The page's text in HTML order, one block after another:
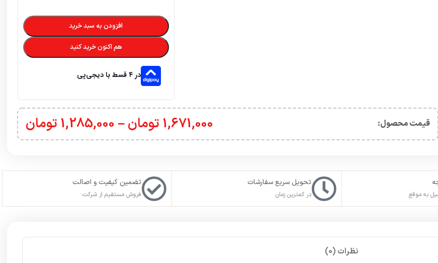
افزودن به سبد خرید
هم اکنون خرید کنید
در ۴ قسط با دیجی‌پی
قیمت محصول:​ 1,671,000 تومان–
1,285,000 تومان
به موقع
تحویل سریع سفارشات
در کمترین زمان
تضمین کیفیت و اصالت
فروش مستقیم از شرکت
نظرات (0)